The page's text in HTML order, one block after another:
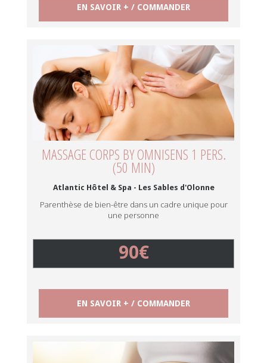
EN SAVOIR + / COMMANDER
MASSAGE CORPS BY OMNISENS 1 PERS.
(50 MIN)
Atlantic Hôtel & Spa - Les Sables d'Olonne
Parenthèse de bien-être dans un cadre unique pour
une personne
90€
EN SAVOIR + / COMMANDER